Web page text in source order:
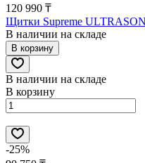
120 990 ₸
Щитки Supreme
В наличии на складе
В корзину
В наличии на складе
В корзину
-25%